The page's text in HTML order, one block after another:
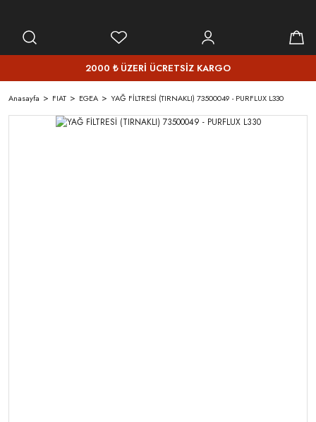
2000 ₺ ÜZERİ ÜCRETSİZ KARGO
Anasayfa FIAT EGEA YAĞ FİLTRESİ (TIRNAKLI) 73500049 - PURFLUX L330